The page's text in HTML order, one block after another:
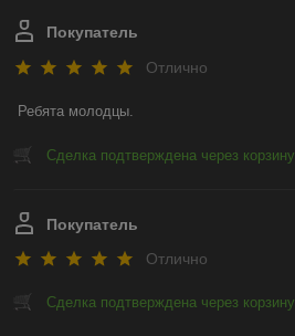
Покупатель
Отлично
Ребята молодцы.
Сделка подтверждена через корзину
Покупатель
Отлично
Сделка подтверждена через корзину